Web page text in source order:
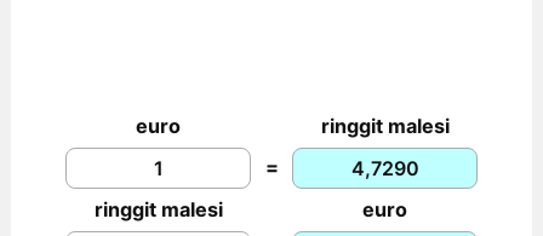
euro
ringgit malesi
=
ringgit malesi
euro